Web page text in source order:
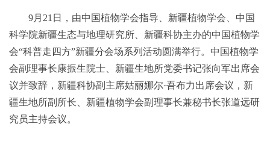
9月21日，由中国植物学会指导、新疆植物学会、中国
科学院新疆生态与地理研究所、新疆科协主办的中国植物学
会“科普走四方”新疆分会场系列活动圆满举行。中国植物学
会副理事长康振生院士、新疆生地所党委书记张向军出席会
议并致辞，新疆科协副主席姑丽娜尔·吾布力出席会议，新
疆生地所副所长、新疆植物学会副理事长兼秘书长张道远研
究员主持会议。